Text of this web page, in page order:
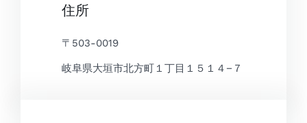
|Map tiles by
OpenStreetMap, under ODbL.
住所
〒503-0019
岐阜県大垣市北方町１丁目１５１４−７